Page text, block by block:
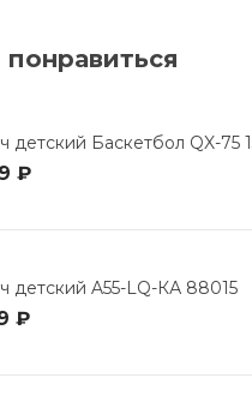
детский Баскетбол QX-75
₽
детский A55-LQ-КА 88015
₽